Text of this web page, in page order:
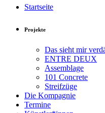
Startseite
Projekte
Das sieht mir
ENTRE DEUX
Assemblage
101 Concrete
Streifzüge
Die Kompagnie
Termine